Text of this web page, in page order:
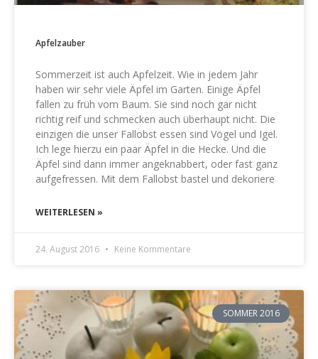
Apfelzauber
Sommerzeit ist auch Apfelzeit. Wie in jedem Jahr
haben wir sehr viele Äpfel im Garten. Einige Äpfel
fallen zu früh vom Baum. Sie sind noch gar nicht
richtig reif und schmecken auch überhaupt nicht. Die
einzigen die unser Fallobst essen sind Vögel und Igel.
Ich lege hierzu ein paar Äpfel in die Hecke. Und die
Äpfel sind dann immer angeknabbert, oder fast ganz
aufgefressen. Mit dem Fallobst bastel und dekoriere
WEITERLESEN »
24. August 2016 Keine Kommentare
SOMMER 2016